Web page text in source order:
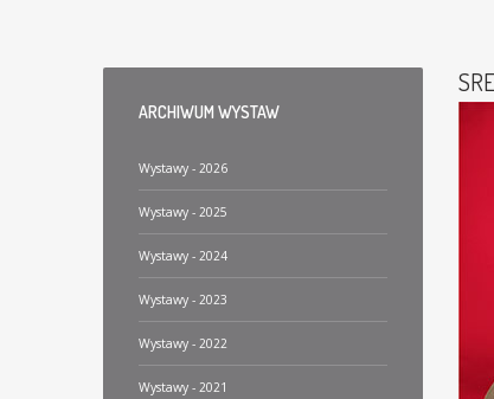
ARCHIWUM WYSTAW
Wystawy - 2026
Wystawy - 2025
Wystawy - 2024
Wystawy - 2023
Wystawy - 2022
Wystawy - 2021